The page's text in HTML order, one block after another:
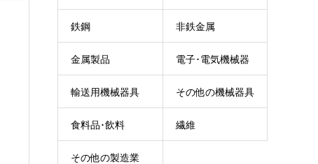
鉄鋼 非鉄金属
金属製品 電子･電気機械器
具
輸送用機械器具 その他の機械器具
食料品･飲料 繊維
その他の製造業